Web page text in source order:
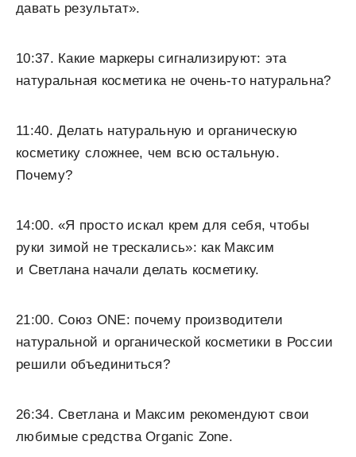
давать результат».
10:37. Какие маркеры сигнализируют: эта
натуральная косметика не очень-то натуральна?
11:40. Делать натуральную и органическую
косметику сложнее, чем всю остальную.
Почему?
14:00. «Я просто искал крем для себя, чтобы
руки зимой не трескались»: как Максим
и Светлана начали делать косметику.
21:00. Союз ONE: почему производители
натуральной и органической косметики в России
решили объединиться?
26:34. Светлана и Максим рекомендуют свои
любимые средства Organic Zone.